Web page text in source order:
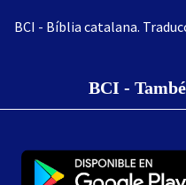
BCI - Bíblia catalana.
BCI -